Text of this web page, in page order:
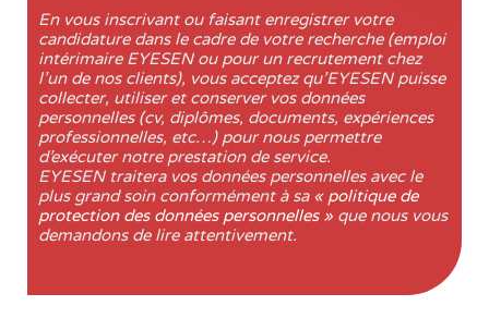
En vous inscrivant ou faisant enregistrer votre
candidature dans le cadre de votre recherche (emploi
intérimaire EYESEN ou pour un recrutement chez
l’un de nos clients), vous acceptez qu’EYESEN puisse
collecter, utiliser et conserver vos données
personnelles (cv, diplômes, documents, expériences
professionnelles, etc…) pour nous permettre
d’exécuter notre prestation de service.
EYESEN traitera vos données personnelles avec le
plus grand soin conformément à sa « politique de
protection des données personnelles » que nous vous
demandons de lire attentivement.